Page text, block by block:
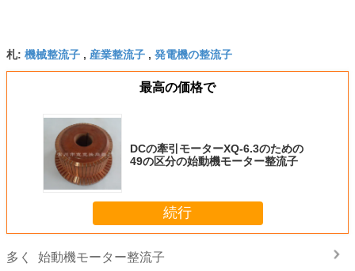
札: 機械整流子 , 産業整流子 , 発電機の整流子
最高の価格で
DCの牽引モーターXQ-6.3のための
49の区分の始動機モーター整流子
続行
多く 始動機モーター整流子